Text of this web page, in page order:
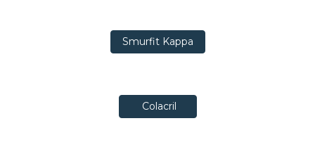
Smurfit Kappa
Colacril